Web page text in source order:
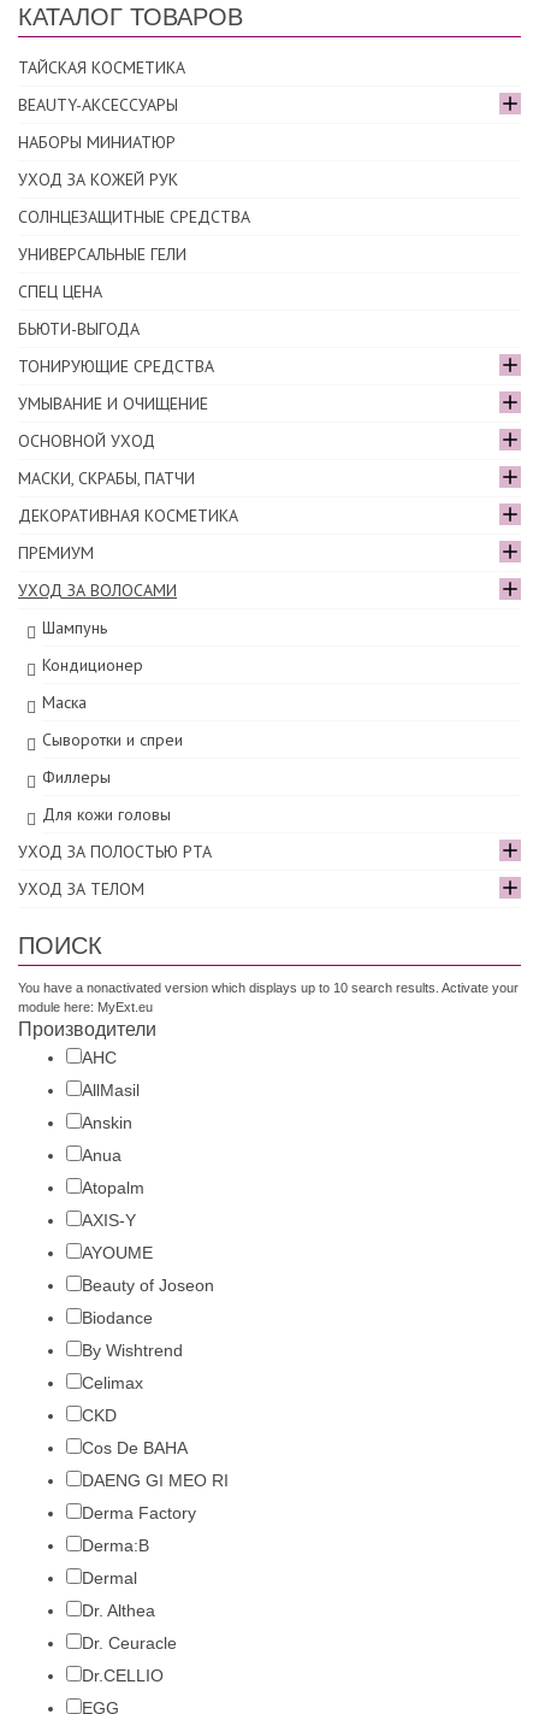
КАТАЛОГ ТОВАРОВ
ТАЙСКАЯ КОСМЕТИКА
BEAUTY-АКСЕССУАРЫ
НАБОРЫ МИНИАТЮР
УХОД ЗА КОЖЕЙ РУК
СОЛНЦЕЗАЩИТНЫЕ СРЕДСТВА
УНИВЕРСАЛЬНЫЕ ГЕЛИ
СПЕЦ ЦЕНА
БЬЮТИ-ВЫГОДА
ТОНИРУЮЩИЕ СРЕДСТВА
УМЫВАНИЕ И ОЧИЩЕНИЕ
ОСНОВНОЙ УХОД
МАСКИ, СКРАБЫ, ПАТЧИ
ДЕКОРАТИВНАЯ КОСМЕТИКА
ПРЕМИУМ
УХОД ЗА ВОЛОСАМИ
Шампунь
Кондиционер
Маска
Сыворотки и спреи
Филлеры
Для кожи головы
УХОД ЗА ПОЛОСТЬЮ РТА
УХОД ЗА ТЕЛОМ
ПОИСК
You have a nonactivated version which displays up to 10 search results. Activate your
module here: MyExt.eu
Производители
AHC
AllMasil
Anskin
Anua
Atopalm
AXIS-Y
AYOUME
Beauty of Joseon
Biodance
By Wishtrend
Celimax
CKD
Cos De BAHA
DAENG GI MEO RI
Derma Factory
Derma:B
Dermal
Dr. Althea
Dr. Ceuracle
Dr.CELLIO
EGG